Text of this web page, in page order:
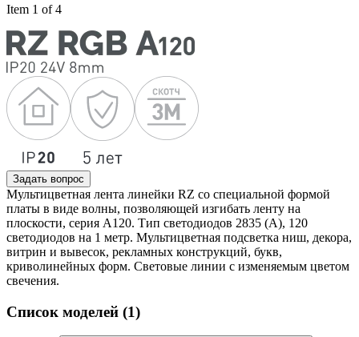
Item 1 of 4
Задать вопрос
Мультицветная лента линейки RZ со специальной формой
платы в виде волны, позволяющей изгибать ленту на
плоскости, серия A120. Тип светодиодов 2835 (A), 120
светодиодов на 1 метр. Мультицветная подсветка ниш, декора,
витрин и вывесок, рекламных конструкций, букв,
криволинейных форм. Световые линии с изменяемым цветом
свечения.
Список моделей (1)